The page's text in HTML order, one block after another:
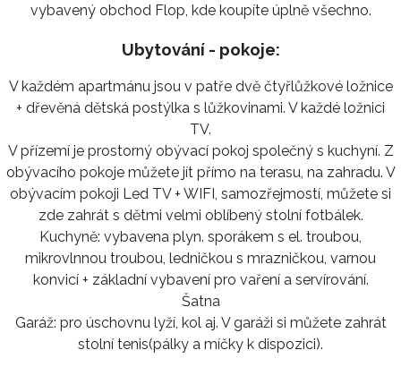
vybavený obchod Flop, kde koupíte úplně všechno.
Ubytování - pokoje:
V každém apartmánu jsou v patře dvě čtyřlůžkové ložnice
+ dřevěná dětská postýlka s lůžkovinami. V každé ložnici
TV.
V přízemí je prostorný obývací pokoj společný s kuchyní. Z
obývacího pokoje můžete jít přímo na terasu, na zahradu. V
obývacím pokoji Led TV + WIFI, samozřejmostí, můžete si
zde zahrát s dětmi velmi oblíbený stolní fotbálek.
Kuchyně: vybavena plyn. sporákem s el. troubou,
mikrovlnnou troubou, ledničkou s mrazničkou, varnou
konvicí + základní vybavení pro vaření a servírování.
Šatna
Garáž: pro úschovnu lyží, kol aj. V garáži si můžete zahrát
stolní tenis(pálky a míčky k dispozici).